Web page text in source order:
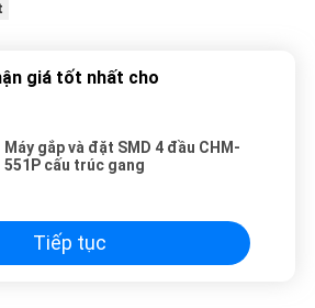
giá tốt nhất cho
Máy gắp và đặt SMD 4 đầu CHM-
551P cấu trúc gang
Tiếp tục